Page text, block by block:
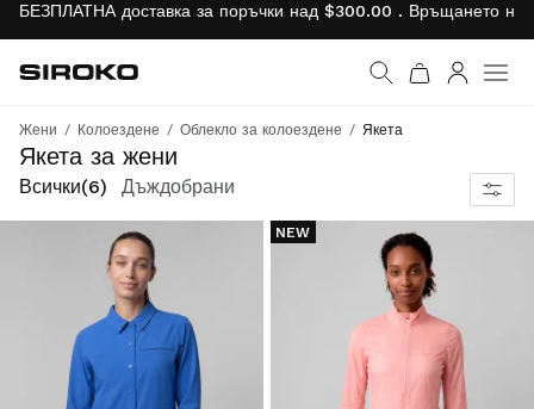
БЕЗПЛАТНА доставка за поръчки над $300.00 . Връщането на
Към началната
Siroko.com
Жени Колоездене Облекло за колоездене Якета
Якета за жени
Тествайте най-новите разработки в областта на технологиите за колоездене, за да преодолеете най-студените дни.
Всички(6) Дъждобрани
NEW